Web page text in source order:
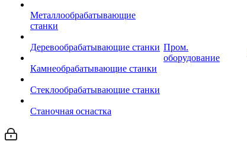
Металлообрабатывающие
станки
Деревообрабатывающие станки
Камнеобрабатывающие станки
Стеклообрабатывающие станки
Станочная оснастка
Пром.
оборудование